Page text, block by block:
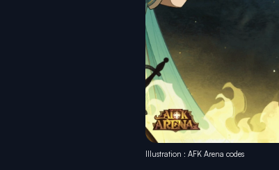
Illustration : AFK Arena codes